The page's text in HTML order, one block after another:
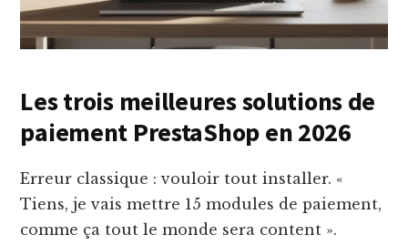
Les trois meilleures solutions de
paiement PrestaShop en 2026
Erreur classique : vouloir tout installer. «
Tiens, je vais mettre 15 modules de paiement,
comme ça tout le monde sera content ».